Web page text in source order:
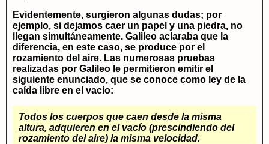
Evidentemente, surgieron algunas dudas; por
ejemplo, si dejamos caer un papel y una piedra, no
llegan simultáneamente. Galileo aclaraba que la
diferencia, en este caso, se produce por el
rozamiento del aire. Las numerosas pruebas
realizadas por Galileo le permitieron emitir el
siguiente enunciado, que se conoce como ley de la
caída libre en el vacío:
Todos los cuerpos que caen desde la misma
altura, adquieren en el vacío (prescindiendo del
rozamiento del aire) la misma velocidad.